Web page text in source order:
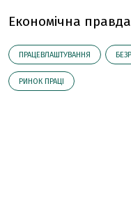
Економічна правда
ПРАЦЕВЛАШТУВАННЯ
РИНОК ПРАЦІ